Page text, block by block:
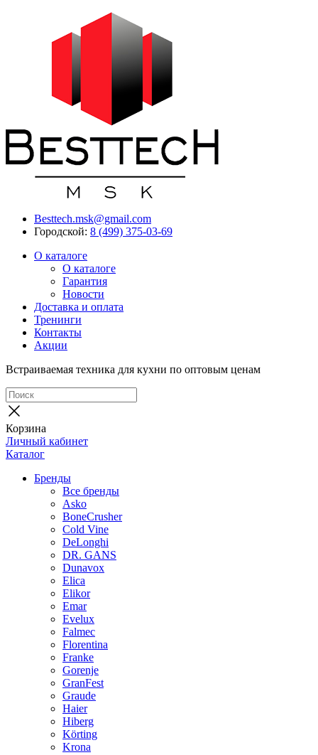
Besttech.msk@gmail.com
Городской: 8 (499) 375-03-69
О каталоге
О каталоге
Гарантия
Новости
Доставка и оплата
Тренинги
Контакты
Акции
Встраиваемая техника для кухни по оптовым ценам
Корзина
Личный кабинет
Каталог
Бренды
Все бренды
Asko
BoneCrusher
Cold Vine
DeLonghi
DR. GANS
Dunavox
Elica
Elikor
Emar
Evelux
Falmec
Florentina
Franke
Gorenje
GranFest
Graude
Haier
Hiberg
Körting
Krona